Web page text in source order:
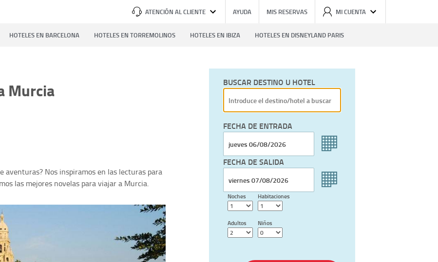
ATENCIÓN AL CLIENTE AYUDA MIS RESERVAS MI CUENTA
HOTELES EN BARCELONA HOTELES EN TORREMOLINOS HOTELES EN IBIZA HOTELES EN DISNEYLAND PARIS
Murcia
aventuras? Nos inspiramos en las lecturas para
las mejores novelas para viajar a Murcia.
BUSCAR DESTINO U HOTEL
FECHA DE ENTRADA
FECHA DE SALIDA
Noches Habitaciones
Adultos Niños